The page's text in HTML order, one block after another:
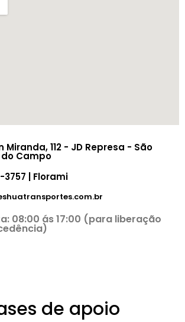
Miranda, 112 - JD Represa - São
Campo
3757 | Florami
08:00 ás 17:00 (para liberação
de apoio